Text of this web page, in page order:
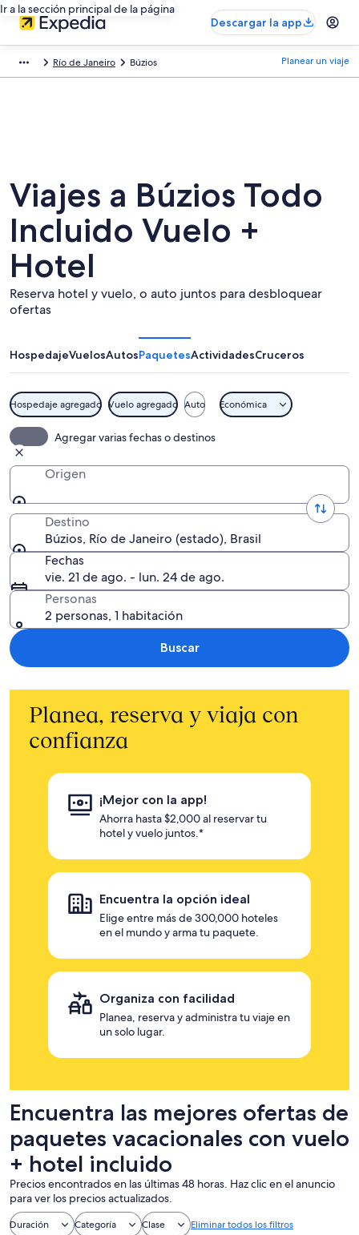
Ir a la sección principal de la página
Descargar la app
Río de Janeiro Búzios Planear un viaje
Viajes a Búzios Todo
Incluido Vuelo +
Hotel
Reserva hotel y vuelo, o auto juntos para desbloquear
ofertas
HospedajeVuelosAutosPaquetesActividadesCruceros
Hospedaje agregado Vuelo agregado Auto Económica
Agregar varias fechas o destinos
Origen
Destino
Búzios, Río de Janeiro (estado), Brasil
Fechas
vie. 21 de ago. - lun. 24 de ago.
Personas
2 personas, 1 habitación
Buscar
Planea, reserva y viaja con
confianza
¡Mejor con la app!
Ahorra hasta $2,000 al reservar tu
hotel y vuelo juntos.*
Encuentra la opción ideal
Elige entre más de 300,000 hoteles
en el mundo y arma tu paquete.
Organiza con facilidad
Planea, reserva y administra tu viaje en
un solo lugar.
Encuentra las mejores ofertas de
paquetes vacacionales con vuelo
+ hotel incluido
Precios encontrados en las últimas 48 horas. Haz clic en el anuncio
para ver los precios actualizados.
Duración Categoría Clase Eliminar todos los filtros